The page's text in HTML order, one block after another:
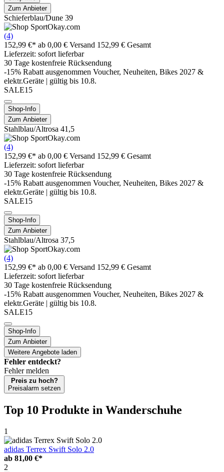
Zum Anbieter
Schieferblau/Dune 39
(4)
152,99 €* ab 0,00 € Versand 152,99 € Gesamt
Lieferzeit: sofort lieferbar
30 Tage kostenfreie Rücksendung
-15% Rabatt ausgenommen Voucher, Neuheiten, Bikes 2027 &
elektr.Geräte | gültig bis 10.8.
SALE15
Shop-Info
Zum Anbieter
Stahlblau/Altrosa 41,5
(4)
152,99 €* ab 0,00 € Versand 152,99 € Gesamt
Lieferzeit: sofort lieferbar
30 Tage kostenfreie Rücksendung
-15% Rabatt ausgenommen Voucher, Neuheiten, Bikes 2027 &
elektr.Geräte | gültig bis 10.8.
SALE15
Shop-Info
Zum Anbieter
Stahlblau/Altrosa 37,5
(4)
152,99 €* ab 0,00 € Versand 152,99 € Gesamt
Lieferzeit: sofort lieferbar
30 Tage kostenfreie Rücksendung
-15% Rabatt ausgenommen Voucher, Neuheiten, Bikes 2027 &
elektr.Geräte | gültig bis 10.8.
SALE15
Shop-Info
Zum Anbieter
Weitere Angebote laden
Fehler entdeckt?
Fehler melden
Preis zu hoch?
Preisalarm setzen
Top 10 Produkte in Wanderschuhe
1
adidas Terrex Swift Solo 2.0
ab 81,00 €*
2